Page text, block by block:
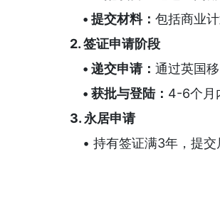
• 提交材料： 包括商业
2. 签证申请阶段
• 递交申请： 通过英国
• 获批与登陆： 4-6个月
3. 永居申请
• 持有签证满3年，提交